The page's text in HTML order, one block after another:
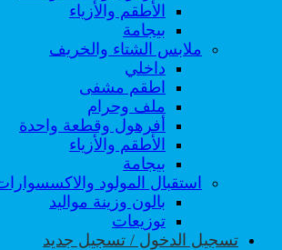
الأطقم والأزياء
بيجامة
ملابس الشتاء والخريف
داخلي
اطقم مشفى
ملف وحرام
أفرهول وقطعة واحدة
الأطقم والأزياء
بيجامة
استقبال المولود
بالون وزينة مواليد
توزيعات
تسجيل الدخول / تسجيل جديد